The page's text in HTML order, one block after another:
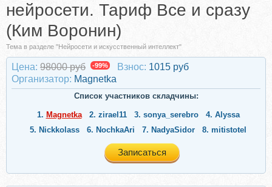
нейросети. Тариф Все и сразу
(Ким Воронин)
Тема в разделе "Нейросети и искусственный интеллект"
Цена: 98000 руб -99% Взнос: 1015 руб
Организатор: Magnetka
Список участников складчины:
1. Magnetka 2. zirael11 3. sonya_serebro 4. Alyssa
5. Nickkolass 6. NochkaAri 7. NadyaSidor 8. mitistotel
Записаться